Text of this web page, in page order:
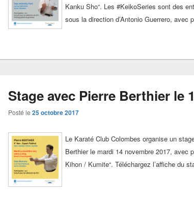
Kanku Sho“. Les #KeikoSeries sont des
sous la direction d’Antonio Guerrero, avec
Stage avec Pierre Berthier le
Posté le 25 octobre 2017
Le Karaté Club Colombes organise un
Berthier le mardi 14 novembre 2017, avec
Kihon / Kumite“. Téléchargez l’affiche du